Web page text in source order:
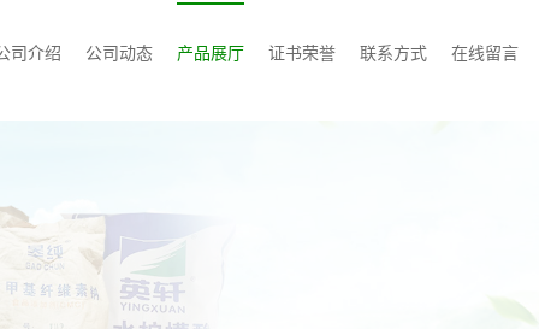
司介绍 公司动态 产品展厅 证书荣誉 联系方式 在线留言